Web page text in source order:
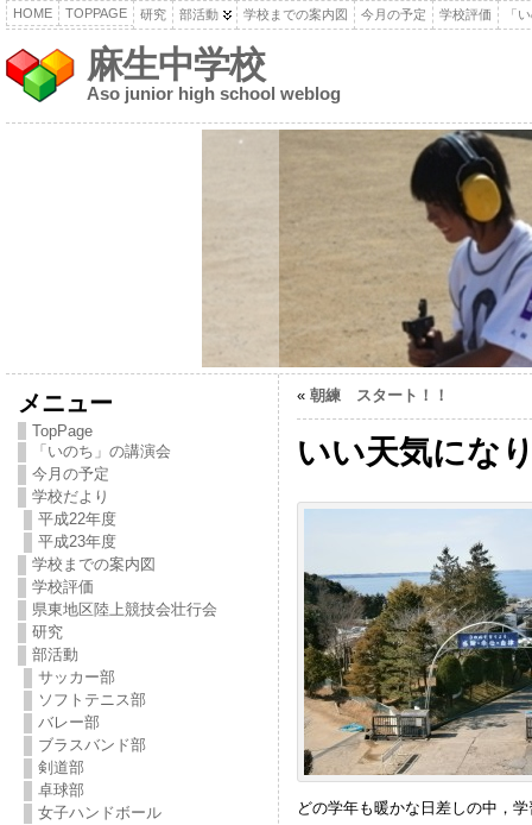
HOME TOPPAGE 研究 部活動 学校までの案内図 今月の予定 学校評価 「
麻生中学校
Aso junior high school weblog
メニュー
TopPage
「いのち」の講演会
今月の予定
学校だより
平成22年度
平成23年度
学校までの案内図
学校評価
県東地区陸上競技会壮行会
研究
部活動
サッカー部
ソフトテニス部
バレー部
ブラスバンド部
剣道部
卓球部
女子ハンドボール
« 朝練 スタート！！
いい天気にな
どの学年も暖かな日差しの中，